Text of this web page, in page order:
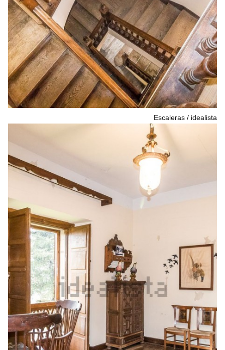
Escaleras idealista